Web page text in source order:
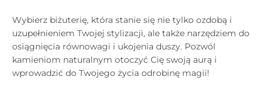
Wybierz biżuterię, która stanie się nie tylko ozdobą i
uzupełnieniem Twojej stylizacji, ale także narzędziem do
osiągnięcia równowagi i ukojenia duszy. Pozwól
kamieniom naturalnym otoczyć Cię swoją aurą i
wprowadzić do Twojego życia odrobinę magii!